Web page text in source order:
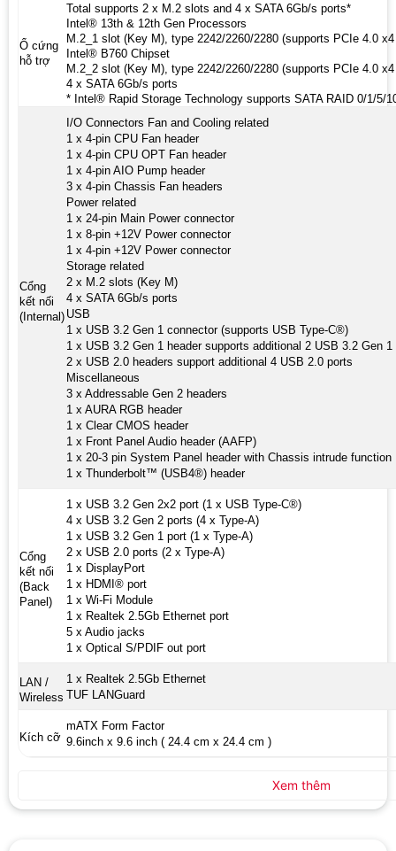
Ổ cứng
hỗ trợ
Total supports 2 x M.2 slots and 4 x SATA 6Gb/s ports*
Intel® 13th & 12th Gen Processors
M.2_1 slot (Key M), type 2242/2260/2280 (supports PCIe 4.0
Intel® B760 Chipset
M.2_2 slot (Key M), type 2242/2260/2280 (supports PCIe 4.0
4 x SATA 6Gb/s ports
* Intel® Rapid Storage Technology supports SATA RAID 0/1/5/
Cổng
kết nối
(Internal)
I/O Connectors Fan and Cooling related
1 x 4-pin CPU Fan header
1 x 4-pin CPU OPT Fan header
1 x 4-pin AIO Pump header
3 x 4-pin Chassis Fan headers
Power related
1 x 24-pin Main Power connector
1 x 8-pin +12V Power connector
1 x 4-pin +12V Power connector
Storage related
2 x M.2 slots (Key M)
4 x SATA 6Gb/s ports
USB
1 x USB 3.2 Gen 1 connector (supports USB Type-C®)
1 x USB 3.2 Gen 1 header supports additional 2 USB 3.2 Gen 1
2 x USB 2.0 headers support additional 4 USB 2.0 ports
Miscellaneous
3 x Addressable Gen 2 headers
1 x AURA RGB header
1 x Clear CMOS header
1 x Front Panel Audio header (AAFP)
1 x 20-3 pin System Panel header with Chassis intrude function
1 x Thunderbolt™ (USB4®) header
Cổng
kết nối
(Back
Panel)
1 x USB 3.2 Gen 2x2 port (1 x USB Type-C®)
4 x USB 3.2 Gen 2 ports (4 x Type-A)
1 x USB 3.2 Gen 1 port (1 x Type-A)
2 x USB 2.0 ports (2 x Type-A)
1 x DisplayPort
1 x HDMI® port
1 x Wi-Fi Module
1 x Realtek 2.5Gb Ethernet port
5 x Audio jacks
1 x Optical S/PDIF out port
LAN /
Wireless
1 x Realtek 2.5Gb Ethernet
TUF LANGuard
Kích cỡ
mATX Form Factor
9.6inch x 9.6 inch ( 24.4 cm x 24.4 cm )
Xem thêm